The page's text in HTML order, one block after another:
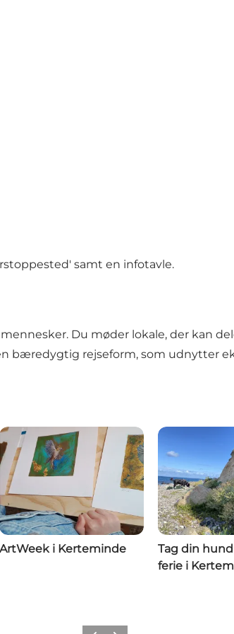
samt en infotavle.
Du møder lokale, der kan
bæredygtig rejseform, som udnytter
ArtWeek i Kerteminde
Tag din
ferie i